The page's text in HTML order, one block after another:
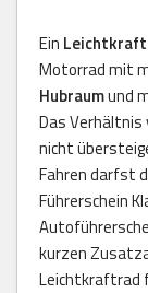
Ein
Motorrad mit
Hubraumund
Das Verhältnis
nicht
Fahren darfst
Führerschein
kurzen
Leichtkraftrad